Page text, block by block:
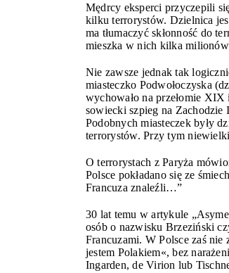
Mędrcy eksperci przyczepili
kilku terrorystów. Dzielnica
ma tłumaczyć skłonność do
mieszka w nich kilka milionów
Nie zawsze jednak tak
miasteczko Podwołoczyska
wychowało na przełomie
sowiecki szpieg na Zachodzie
Podobnych miasteczek były
terrorystów. Przy tym
O terrorystach z Paryża
Polsce pokładano się ze
Francuza znaleźli…”
30 lat temu w artykule
osób o nazwisku Brzeziński
Francuzami. W Polsce zaś
jestem Polakiem«, bez
Ingarden, de Virion lub